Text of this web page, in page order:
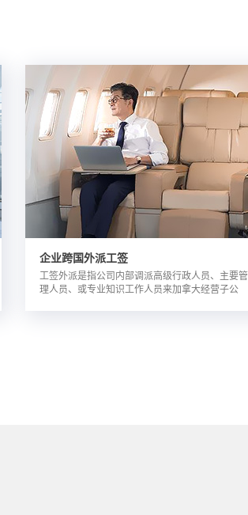
企业跨国外派工签
工签外派是指公司内部调派高级行政人员、主要管
理人员、或专业知识工作人员来加拿大经营子公